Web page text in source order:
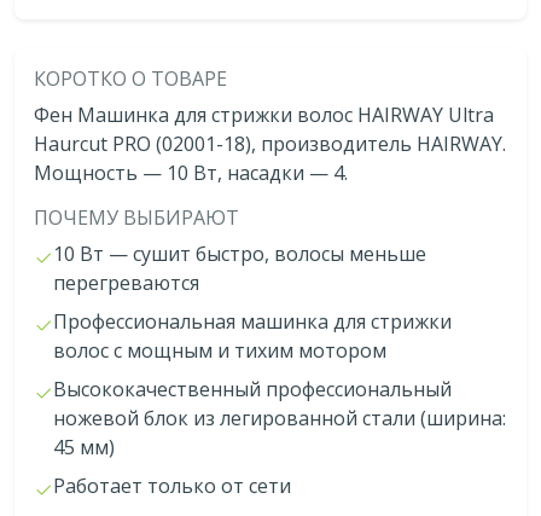
КОРОТКО О ТОВАРЕ
Фен Машинка для стрижки волос HAIRWAY Ultra
Haurcut PRO (02001-18), производитель HAIRWAY.
Мощность — 10 Bт, насадки — 4.
ПОЧЕМУ ВЫБИРАЮТ
10 Bт — сушит быстро, волосы меньше
перегреваются
Профессиональная машинка для стрижки
волос с мощным и тихим мотором
Высококачественный профессиональный
ножевой блок из легированной стали (ширина:
45 мм)
Работает только от сети